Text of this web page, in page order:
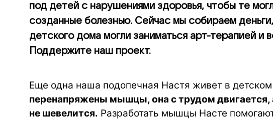
под детей с нарушениями здоровья, чтобы те
созданные болезнью. Сейчас мы собираем
детского дома могли заниматься арт-терапией и
Поддержите наш проект.
Еще одна наша подопечная Настя живет в
перенапряжены мышцы, она с трудом двигается,
не шевелится. Разработать мышцы Насте